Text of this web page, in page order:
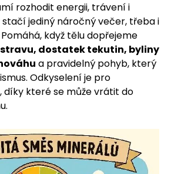
rozhodit energii, trávení i
jediný náročný večer, třeba i
když tělu dopřejeme
dostatek tekutin, byliny
a pravidelný pohyb, který
Odkyselení je pro
díky které se může vrátit do